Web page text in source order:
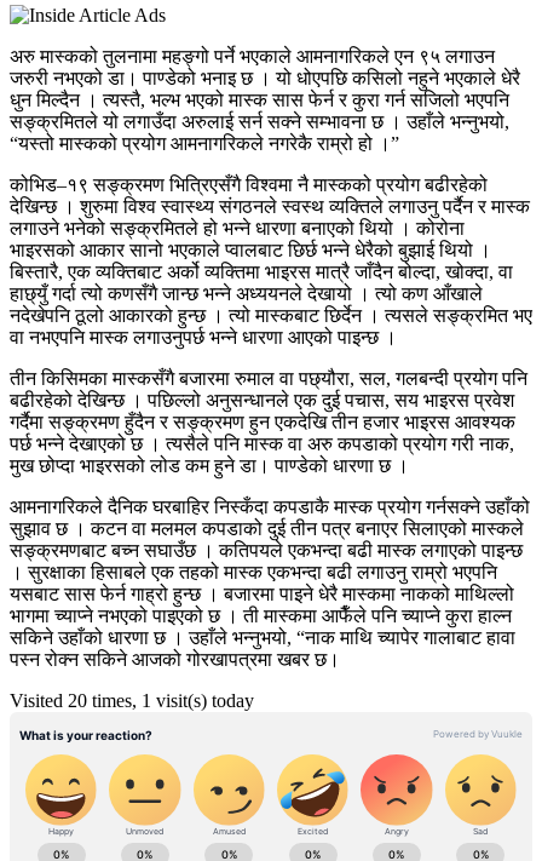
अरु मास्कको तुलनामा महङ्गो पर्ने भएकाले आमनागरिकले एन ९५ लगाउन
जरुरी नभएको डा। पाण्डेको भनाइ छ । यो धोएपछि कसिलो नहुने भएकाले धेरै
धुन मिल्दैन । त्यस्तै, भल्भ भएको मास्क सास फेर्न र कुरा गर्न सजिलो भएपनि
सङ्क्रमितले यो लगाउँदा अरुलाई सर्न सक्ने सम्भावना छ । उहाँले भन्नुभयो,
“यस्तो मास्कको प्रयोग आमनागरिकले नगरेकै राम्रो हो ।”
कोभिड–१९ सङ्क्रमण भित्रिएसँगै विश्वमा नै मास्कको प्रयोग बढीरहेको
देखिन्छ । शुरुमा विश्व स्वास्थ्य संगठनले स्वस्थ व्यक्तिले लगाउनु पर्दैन र मास्क
लगाउने भनेको सङ्क्रमितले हो भन्ने धारणा बनाएको थियो । कोरोना
भाइरसको आकार सानो भएकाले प्वालबाट छिर्छ भन्ने धेरैको बुझाई थियो ।
बिस्तारै, एक व्यक्तिबाट अर्को व्यक्तिमा भाइरस मात्रै जाँदैन बोल्दा, खोक्दा, वा
हाछ्युँ गर्दा त्यो कणसँगै जान्छ भन्ने अध्ययनले देखायो । त्यो कण आँखाले
नदेखेपनि ठूलो आकारको हुन्छ । त्यो मास्कबाट छिर्देन । त्यसले सङ्क्रमित भए
वा नभएपनि मास्क लगाउनुपर्छ भन्ने धारणा आएको पाइन्छ ।
तीन किसिमका मास्कसँगै बजारमा रुमाल वा पछ्यौरा, सल, गलबन्दी प्रयोग पनि
बढीरहेको देखिन्छ । पछिल्लो अनुसन्धानले एक दुई पचास, सय भाइरस प्रवेश
गर्दैमा सङ्क्रमण हुँदैन र सङ्क्रमण हुन एकदेखि तीन हजार भाइरस आवश्यक
पर्छ भन्ने देखाएको छ । त्यसैले पनि मास्क वा अरु कपडाको प्रयोग गरी नाक,
मुख छोप्दा भाइरसको लोड कम हुने डा। पाण्डेको धारणा छ ।
आमनागरिकले दैनिक घरबाहिर निस्कँदा कपडाकै मास्क प्रयोग गर्नसक्ने उहाँको
सुझाव छ । कटन वा मलमल कपडाको दुई तीन पत्र बनाएर सिलाएको मास्कले
सङ्क्रमणबाट बच्न सघाउँछ । कतिपयले एकभन्दा बढी मास्क लगाएको पाइन्छ
। सुरक्षाका हिसाबले एक तहको मास्क एकभन्दा बढी लगाउनु राम्रो भएपनि
यसबाट सास फेर्न गाह्रो हुन्छ । बजारमा पाइने धेरै मास्कमा नाकको माथिल्लो
भागमा च्याप्ने नभएको पाइएको छ । ती मास्कमा आफैँले पनि च्याप्ने कुरा हाल्न
सकिने उहाँको धारणा छ । उहाँले भन्नुभयो, “नाक माथि च्यापेर गालाबाट हावा
पस्न रोक्न सकिने आजको गोरखापत्रमा खबर छ।
Visited 20 times, 1 visit(s) today